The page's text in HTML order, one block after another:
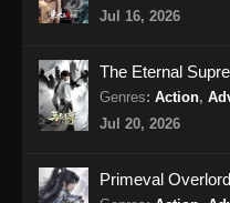
Eps
Subtitle
Subtitle
Jul 16, 2026
The Eternal
Genres: Action,
Jul 20, 2026
Primeval Overlord